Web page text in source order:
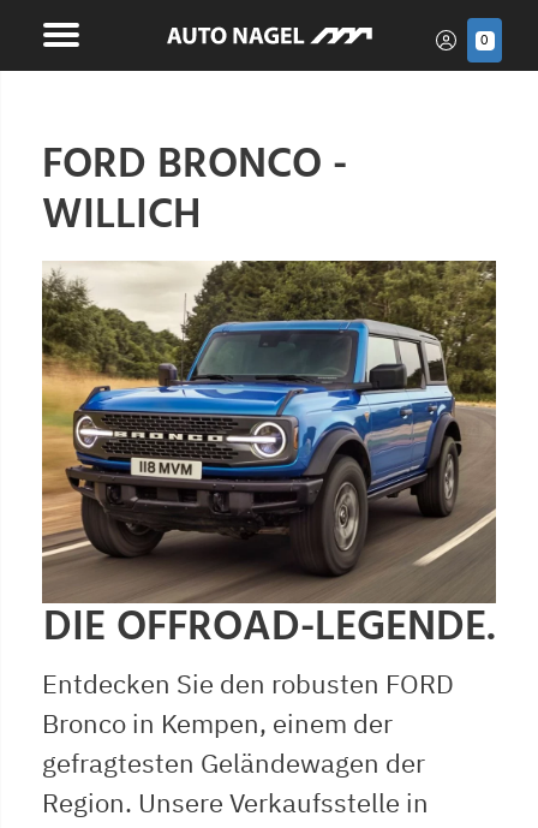
0
FORD BRONCO -
WILLICH
DIE OFFROAD-LEGENDE.
Entdecken Sie den robusten FORD
Bronco in Kempen, einem der
gefragtesten Geländewagen der
Region. Unsere Verkaufsstelle in